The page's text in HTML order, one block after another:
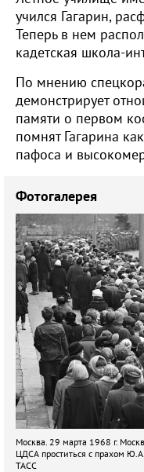
учился Гагарин,
Теперь в нем
кадетская школа-
По мнению
демонстрирует
памяти о первом
помнят Гагарина
пафоса и
Фотогалерея
Москва. 29 марта 1968 г.
ЦДСА проститься с прахом
ТАСС